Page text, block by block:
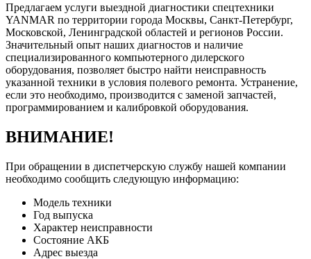
Предлагаем услуги выездной диагностики спецтехники
YANMAR по территории города Москвы, Санкт-Петербург,
Московской, Ленинградской областей и регионов России.
Значительный опыт наших диагностов и наличие
специализированного компьютерного дилерского
оборудования, позволяет быстро найти неисправность
указанной техники в условия полевого ремонта. Устранение,
если это необходимо, производится с заменой запчастей,
программированием и калибровкой оборудования.
ВНИМАНИЕ!
При обращении в диспетчерскую службу нашей компании
необходимо сообщить следующую информацию:
Модель техники
Год выпуска
Характер неисправности
Состояние АКБ
Адрес выезда